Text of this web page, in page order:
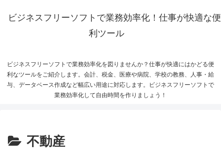
ビジネスフリーソフトで業務効率化！仕事が快適な便
利ツール
ビジネスフリーソフトで業務効率化を図りませんか？仕事が快適にはかどる便
利なツールをご紹介します。会計、税金、医療や病院、学校の教務、人事・給
与、データベース作成など幅広い用途に対応します。ビジネスフリーソフトで
業務効率化して自由時間を作りましょう！
不動産